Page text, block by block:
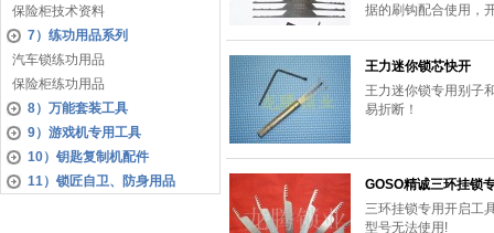
保险柜技术资料
7）练功用品系列
汽车锁练功用品
保险柜练功用品
8）万能套装工具
9）游戏机专用工具
10）钥匙复制机配件
11）锁匠自卫、防身用品
据的刷钩配合使用，
王力迷你锁芯快开
王力迷你锁专用别子
易折断！
GOSO精诚三环挂锁
三环挂锁专用开启工
型号无法使用!